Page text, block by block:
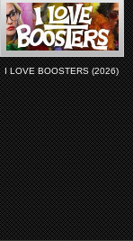
I LOVE BOOSTERS (2026)